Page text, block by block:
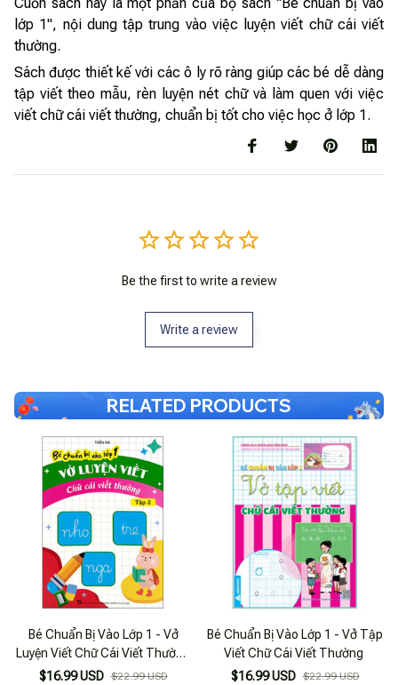
lớp 1", nội dung tập trung vào việc luyện viết chữ cái viết
thường.
Sách được thiết kế với các ô ly rõ ràng giúp các bé dễ dàng
tập viết theo mẫu, rèn luyện nét chữ và làm quen với việc
viết chữ cái viết thường, chuẩn bị tốt cho việc học ở lớp 1.
Be the first to write a review
Write a review
RELATED PRODUCTS
Bé Chuẩn Bị Vào Lớp 1 - Vở
Luyện Viết Chữ Cái Viết Thường
- Tập 2
$16.99 USD $22.99 USD
Bé Chuẩn Bị Vào Lớp 1 - Vở Tập
Viết Chữ Cái Viết Thường
$16.99 USD $22.99 USD